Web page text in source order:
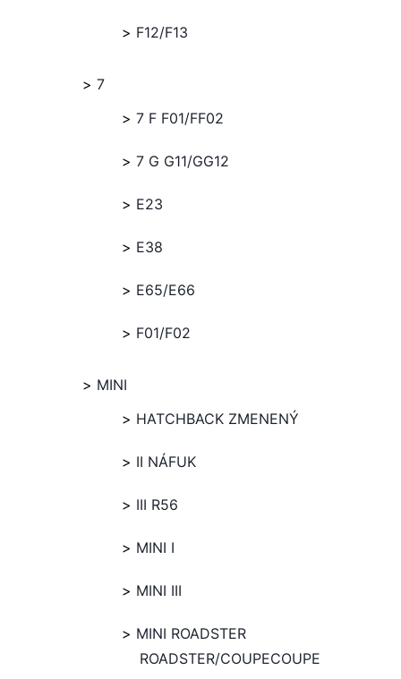
F12/F13
7
7 F F01/FF02
7 G G11/GG12
E23
E38
E65/E66
F01/F02
MINI
HATCHBACK ZMENENÝ
II NÁFUK
III R56
MINI I
MINI III
MINI ROADSTER
ROADSTER/COUPECOUPE